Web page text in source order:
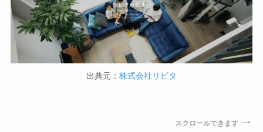
出典元： 株式会社リビタ
スクロールできます